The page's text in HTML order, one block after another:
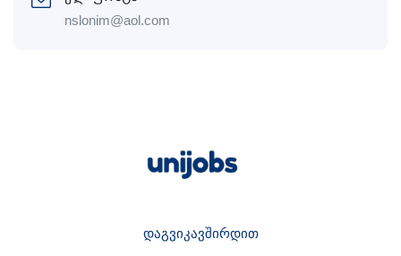
nslonim@aol.com
დაგვიკავშირდით